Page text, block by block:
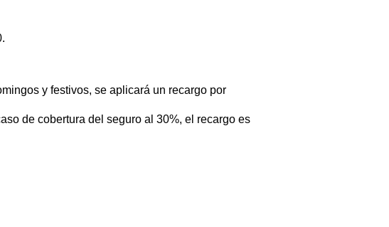
y festivos, se aplicará un recargo por
de cobertura del seguro al 30%, el recargo es